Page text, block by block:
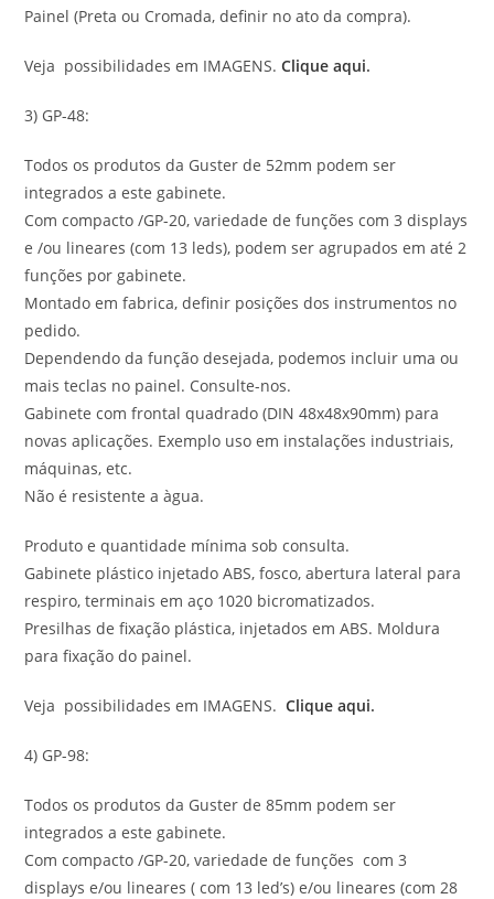
Painel (Preta ou Cromada, definir no ato da compra).
Veja possibilidades em IMAGENS. Clique aqui.
3) GP-48:
Todos os produtos da Guster de 52mm podem ser
integrados a este gabinete.
Com compacto /GP-20, variedade de funções com 3 displays
e /ou lineares (com 13 leds), podem ser agrupados em até 2
funções por gabinete.
Montado em fabrica, definir posições dos instrumentos no
pedido.
Dependendo da função desejada, podemos incluir uma ou
mais teclas no painel. Consulte-nos.
Gabinete com frontal quadrado (DIN 48x48x90mm) para
novas aplicações. Exemplo uso em instalações industriais,
máquinas, etc.
Não é resistente a àgua.
Produto e quantidade mínima sob consulta.
Gabinete plástico injetado ABS, fosco, abertura lateral para
respiro, terminais em aço 1020 bicromatizados.
Presilhas de fixação plástica, injetados em ABS. Moldura
para fixação do painel.
Veja possibilidades em IMAGENS.Clique aqui.
4) GP-98:
Todos os produtos da Guster de 85mm podem ser
integrados a este gabinete.
Com compacto /GP-20, variedade de funções com 3
displays e/ou lineares ( com 13 led’s) e/ou lineares (com 28